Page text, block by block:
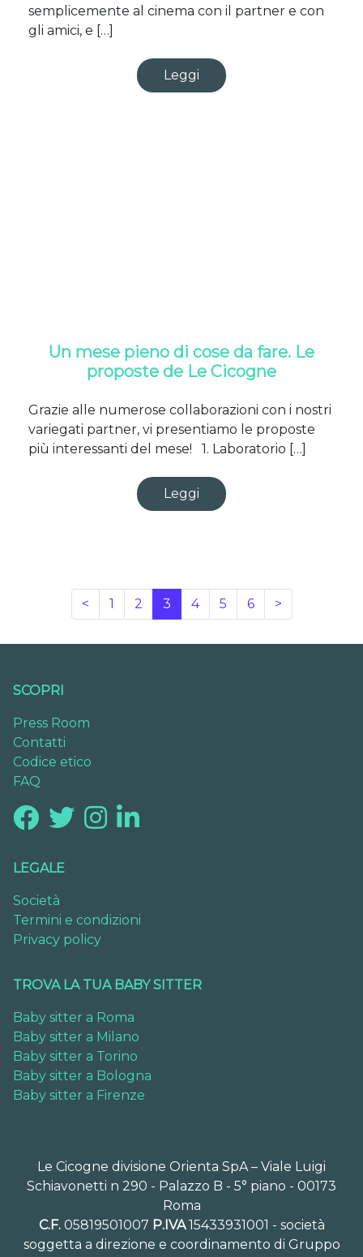
semplicemente al cinema con il partner e con
gli amici, e […]
Leggi
Un mese pieno di cose da fare. Le
proposte de Le Cicogne
Grazie alle numerose collaborazioni con i nostri
variegati partner, vi presentiamo le proposte
più interessanti del mese! 1. Laboratorio […]
Leggi
< 1 2 3 4 5 6 >
SCOPRI
Press Room
Contatti
Codice etico
FAQ
LEGALE
Società
Termini e condizioni
Privacy policy
TROVA LA TUA BABY SITTER
Baby sitter a Roma
Baby sitter a Milano
Baby sitter a Torino
Baby sitter a Bologna
Baby sitter a Firenze
Le Cicogne divisione Orienta SpA – Viale Luigi
Schiavonetti n 290 - Palazzo B - 5° piano - 00173
Roma
C.F.05819501007 P.IVA15433931001 - società
soggetta a direzione e coordinamento di Gruppo